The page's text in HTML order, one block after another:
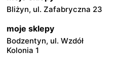
Bliżyn, ul. Zafabryczna 23
moje sklepy
Bodzentyn, ul. Wzdół
Kolonia 1